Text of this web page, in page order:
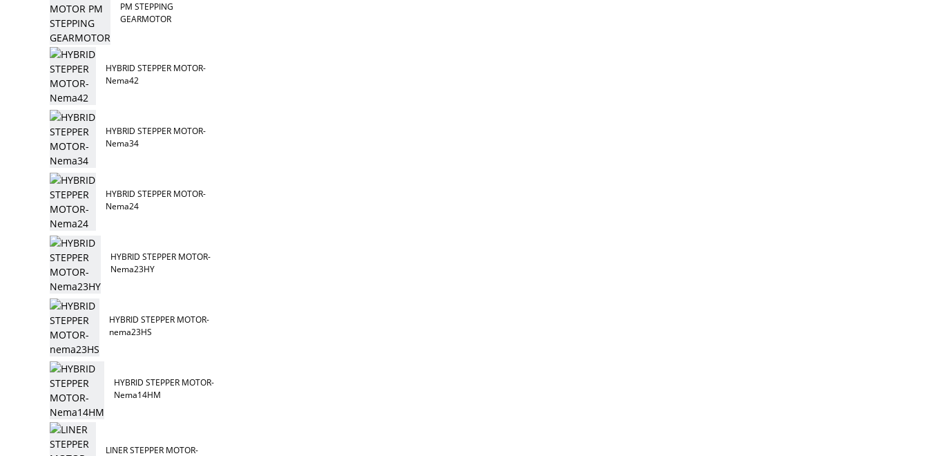
PM STEPPING
GEARMOTOR
HYBRID STEPPER MOTOR-
Nema42
HYBRID STEPPER MOTOR-
Nema34
HYBRID STEPPER MOTOR-
Nema24
HYBRID STEPPER MOTOR-
Nema23HY
HYBRID STEPPER MOTOR-
nema23HS
HYBRID STEPPER MOTOR-
Nema14HM
LINER STEPPER MOTOR-